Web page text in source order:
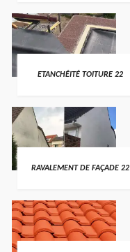
ETANCHÉITÉ TOITURE 22
RAVALEMENT DE FAÇADE 22